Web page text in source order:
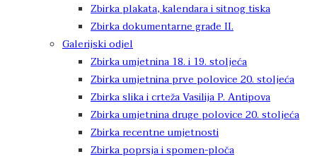
Zbirka plakata, kalendara i sitnog tiska
Zbirka dokumentarne građe II.
Galerijski odjel
Zbirka umjetnina 18. i 19. stoljeća
Zbirka umjetnina prve polovice 20. stoljeća
Zbirka slika i crteža Vasilija P. Antipova
Zbirka umjetnina druge polovice 20. stoljeća
Zbirka recentne umjetnosti
Zbirka poprsja i spomen-ploča